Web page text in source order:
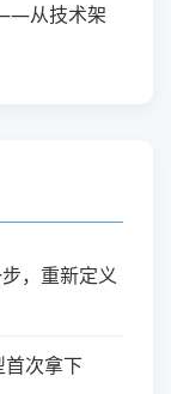
从技术架
，重新定义
首次拿下